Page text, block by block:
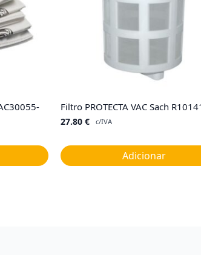
Filtro PROTECTA VAC Sach
27.80 € c/IVA
Adicionar